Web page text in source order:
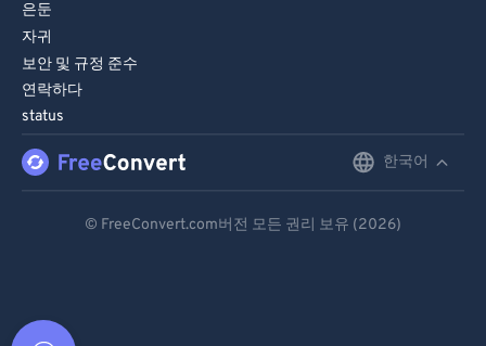
은둔
자귀
보안 및 규정 준수
연락하다
status
한국어
© FreeConvert.com버전 모든 권리 보유 (2026)